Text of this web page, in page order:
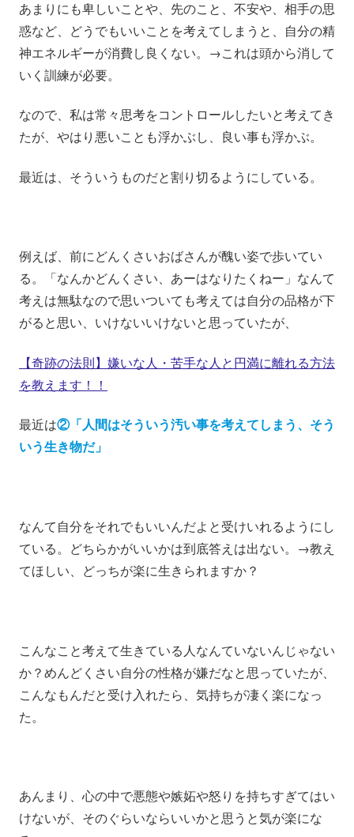
あまりにも卑しいことや、先のこと、不安や、相手の思
惑など、どうでもいいことを考えてしまうと、自分の精
神エネルギーが消費し良くない。→これは頭から消して
いく訓練が必要。
なので、私は常々思考をコントロールしたいと考えてき
たが、やはり悪いことも浮かぶし、良い事も浮かぶ。
最近は、そういうものだと割り切るようにしている。
例えば、前にどんくさいおばさんが醜い姿で歩いてい
る。「なんかどんくさい、あーはなりたくねー」なんて
考えは無駄なので思いついても考えては自分の品格が下
がると思い、いけないいけないと思っていたが、
【奇跡の法則】嫌いな人・苦手な人と円満に離れる方法
を教えます！！
最近は②「人間はそういう汚い事を考えてしまう、そう
いう生き物だ」
なんて自分をそれでもいいんだよと受けいれるようにし
ている。どちらかがいいかは到底答えは出ない。→教え
てほしい、どっちが楽に生きられますか？
こんなこと考えて生きている人なんていないんじゃない
か？めんどくさい自分の性格が嫌だなと思っていたが、
こんなもんだと受け入れたら、気持ちが凄く楽になっ
た。
あんまり、心の中で悪態や嫉妬や怒りを持ちすぎてはい
けないが、そのぐらいならいいかと思うと気が楽にな